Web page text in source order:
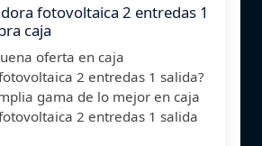
fotovoltaica 2 entredas 1
caja
oferta en caja
2 entredas 1 salida?
gama de lo mejor en caja
2 entredas 1 salida